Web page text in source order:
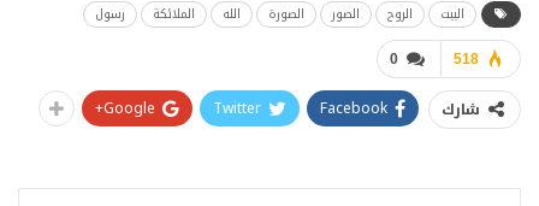
البيت الروح الصور الصورة الله الملائكة رسول
0 518
شارك Facebook
Twitter
Google+